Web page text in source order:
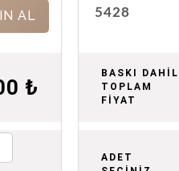
AL
₺
5428
BASKI DAHİL
TOPLAM
FİYAT
ADET